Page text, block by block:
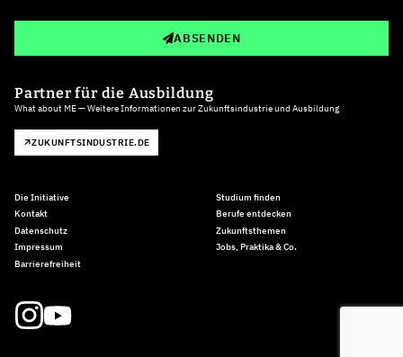
ABSENDEN
Partner für die Ausbildung
What about ME — Weitere Informationen zur Zukunftsindustrie und Ausbildung
ZUKUNFTSINDUSTRIE.DE
Die Initiative
Kontakt
Datenschutz
Impressum
Barrierefreiheit
Studium finden
Berufe entdecken
Zukunftsthemen
Jobs, Praktika & Co.